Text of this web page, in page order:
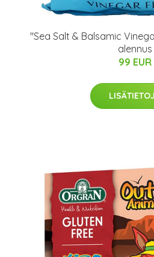
"Sea Salt & Balsamic
alennus
99 EUR